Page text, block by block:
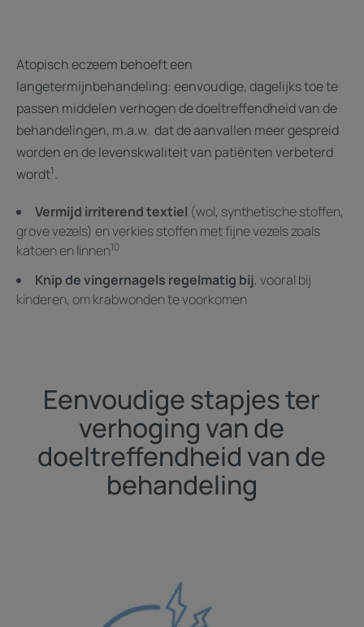
Atopisch eczeem behoeft een
langetermijnbehandeling: eenvoudige, dagelijks toe te
passen middelen verhogen de doeltreffendheid van de
behandelingen, m.a.w. dat de aanvallen meer gespreid
worden en de levenskwaliteit van patiënten verbeterd
wordt1.
Vermijd irriterend textiel (wol, synthetische stoffen,
grove vezels) en verkies stoffen met fijne vezels zoals
katoen en linnen10
Knip de vingernagels regelmatig bij, vooral bij
kinderen, om krabwonden te voorkomen
Eenvoudige stapjes ter
verhoging van de
doeltreffendheid van de
behandeling